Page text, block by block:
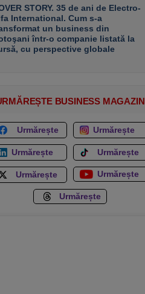
STORY. 35 de ani de Electro-
International. Cum s-a
un business din
într-o companie listată la
cu perspective globale
BUSINESS MAGAZIN
Urmărește Urmărește
Urmărește Urmărește
Urmărește Urmărește
Urmărește